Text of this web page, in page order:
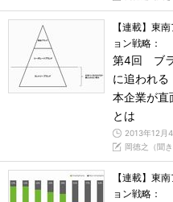
【連載】東
ョン戦略：
第4回 ブラ
に追われ
本企業が直
とは
2013年12月
岡徳之（聞
【連載】東
ョン戦略：